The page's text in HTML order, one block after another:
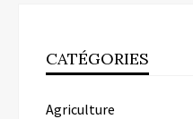
CATÉGORIES
Agriculture